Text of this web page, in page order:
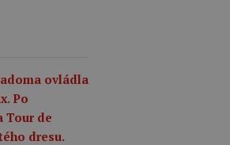
ovládla
Po
Tour de
dresu.